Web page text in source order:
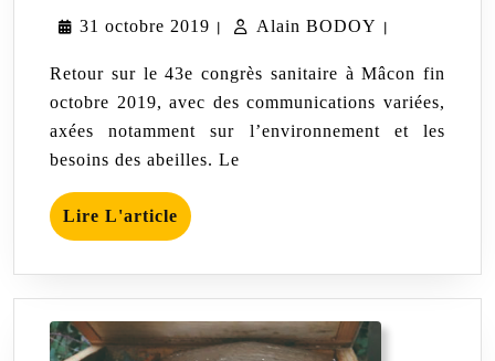
:
connaissances
progressent
31 octobre 2019 31
| Alain BODOY Alain
|
Retour sur le 43e congrès sanitaire à Mâcon fin
octobre 2019, avec des communications variées,
axées notamment sur l’environnement et les
besoins des abeilles. Le
Lire L'article Lire
L'article